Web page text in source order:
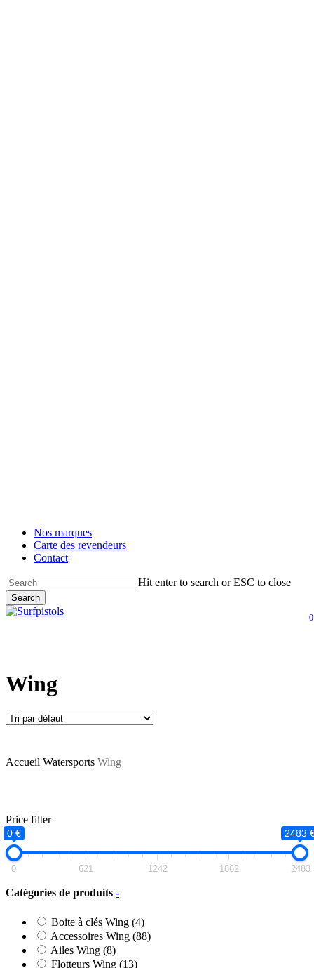
Nos marques
Carte des revendeurs
Contact
Hit enter to search or ESC to close
Search
Close
0
Wing
Accueil Watersports Wing
Price filter
0 € 2483
0 621 1242 1862 2483
Catégories de produits -
Boite à clés Wing (4)
Accessoires Wing (88)
Ailes Wing (8)
Flotteurs Wing (13)